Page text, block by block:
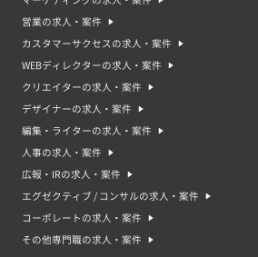
営業の求人・案件
カスタマーサクセスの求人・案件
WEBディレクターの求人・案件
クリエイターの求人・案件
デザイナーの求人・案件
編集・ライターの求人・案件
人事の求人・案件
広報・IRの求人・案件
エグゼクティブ / コンサルの求人・案件
コーポレートの求人・案件
その他専門職の求人・案件